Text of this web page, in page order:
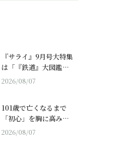
『サライ』9月号大特集
は「『鉄道』大図鑑…
2026/08/07
101歳で亡くなるまで
「初心」を胸に高み…
2026/08/07